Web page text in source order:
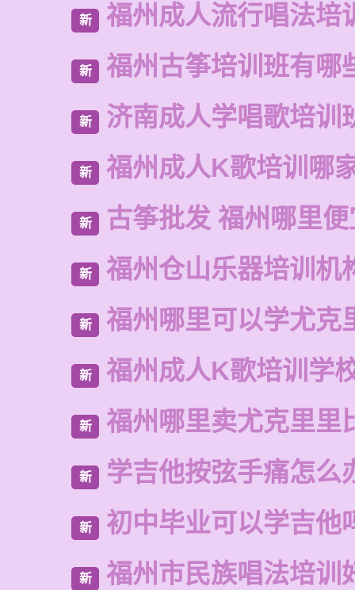
新 福州成人流行唱法培
新 福州古筝培训班有哪
新 济南成人学唱歌培训
新 福州成人K歌培训哪
新 古筝批发 福州哪里
新 福州仓山乐器培训机
新 福州哪里可以学尤克
新 福州成人K歌培训学
新 福州哪里卖尤克里里
新 学吉他按弦手痛怎么
新 初中毕业可以学吉他
新 福州市民族唱法培训